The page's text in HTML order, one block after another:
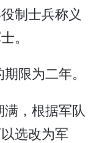
制士兵称义
。
限为二年。
，根据军队
选改为军